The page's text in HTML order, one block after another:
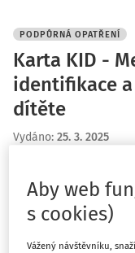
PODPŮRNÁ OPATŘENÍ
Karta KID -
identifikace
dítěte
Vydáno: 25. 3. 2025
Obětí špatného
špatné zacházení
dítěti dopouští
Aby web
s cookies)
Vážený návštěvníku,